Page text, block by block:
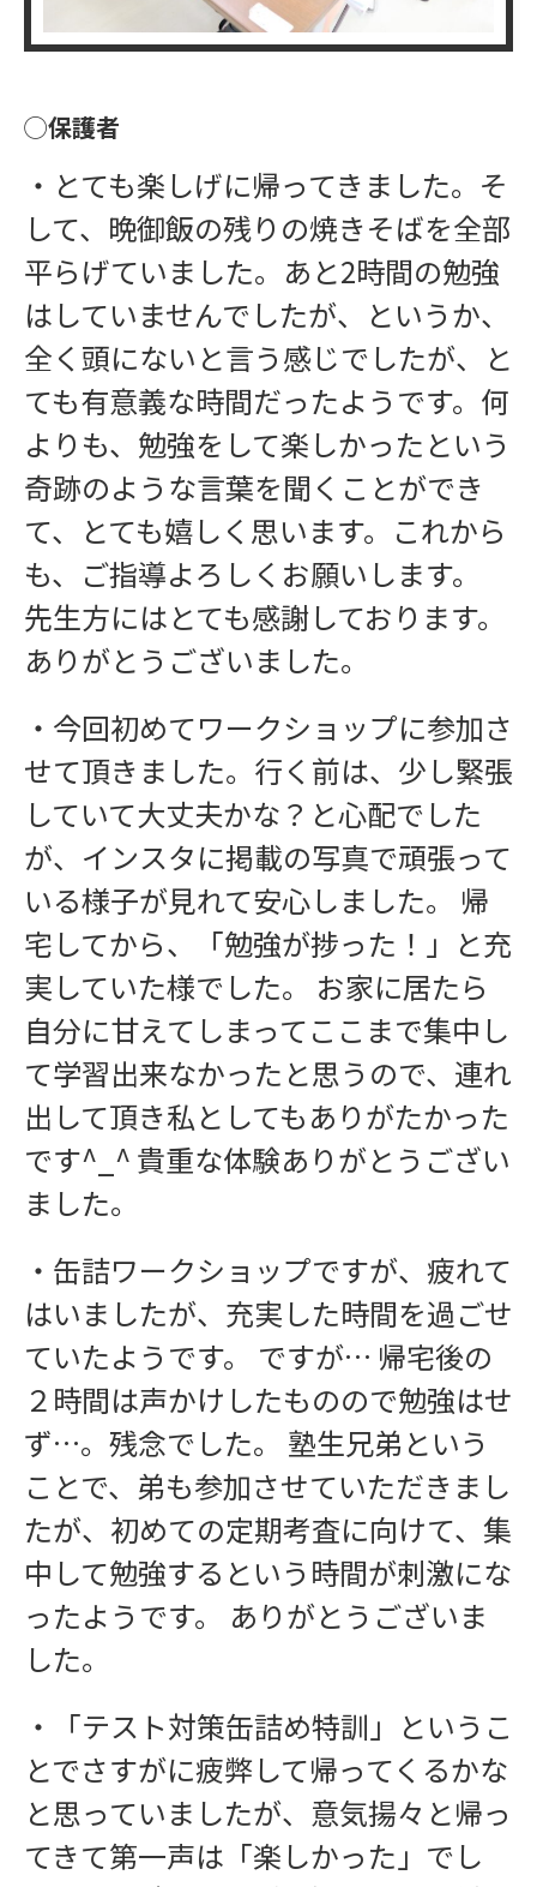
◯保護者
・とても楽しげに帰ってきました。そ
して、晩御飯の残りの焼きそばを全部
平らげていました。あと2時間の勉強
はしていませんでしたが、というか、
全く頭にないと言う感じでしたが、と
ても有意義な時間だったようです。何
よりも、勉強をして楽しかったという
奇跡のような言葉を聞くことができ
て、とても嬉しく思います。これから
も、ご指導よろしくお願いします。
先生方にはとても感謝しております。
ありがとうございました。
・今回初めてワークショップに参加さ
せて頂きました。行く前は、少し緊張
していて大丈夫かな？と心配でした
が、インスタに掲載の写真で頑張って
いる様子が見れて安心しました。 帰
宅してから、「勉強が捗った！」と充
実していた様でした。 お家に居たら
自分に甘えてしまってここまで集中し
て学習出来なかったと思うので、連れ
出して頂き私としてもありがたかった
です^_^ 貴重な体験ありがとうござい
ました。
・缶詰ワークショップですが、疲れて
はいましたが、充実した時間を過ごせ
ていたようです。 ですが… 帰宅後の
２時間は声かけしたものので勉強はせ
ず…。残念でした。 塾生兄弟という
ことで、弟も参加させていただきまし
たが、初めての定期考査に向けて、集
中して勉強するという時間が刺激にな
ったようです。 ありがとうございま
した。
・「テスト対策缶詰め特訓」というこ
とでさすがに疲弊して帰ってくるかな
と思っていましたが、意気揚々と帰っ
てきて第一声は「楽しかった」でし